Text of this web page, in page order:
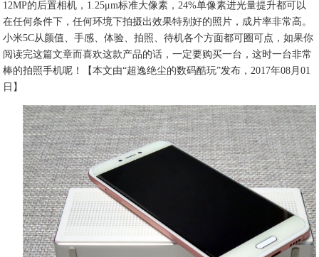
12MP的后置相机，1.25μm标准大像素，24%单像素进光量提升都可以
在任何条件下，任何环境下拍摄出效果特别好的照片，成片率非常高。
小米5C从颜值、手感、体验、拍照、待机各个方面都可圈可点，如果你
阅读完这篇文章而喜欢这款产品的话，一定要购买一台，这时一台非常
棒的拍照手机呢！【本文由“超逸绝尘的数码酷玩”发布，2017年08月01
日】